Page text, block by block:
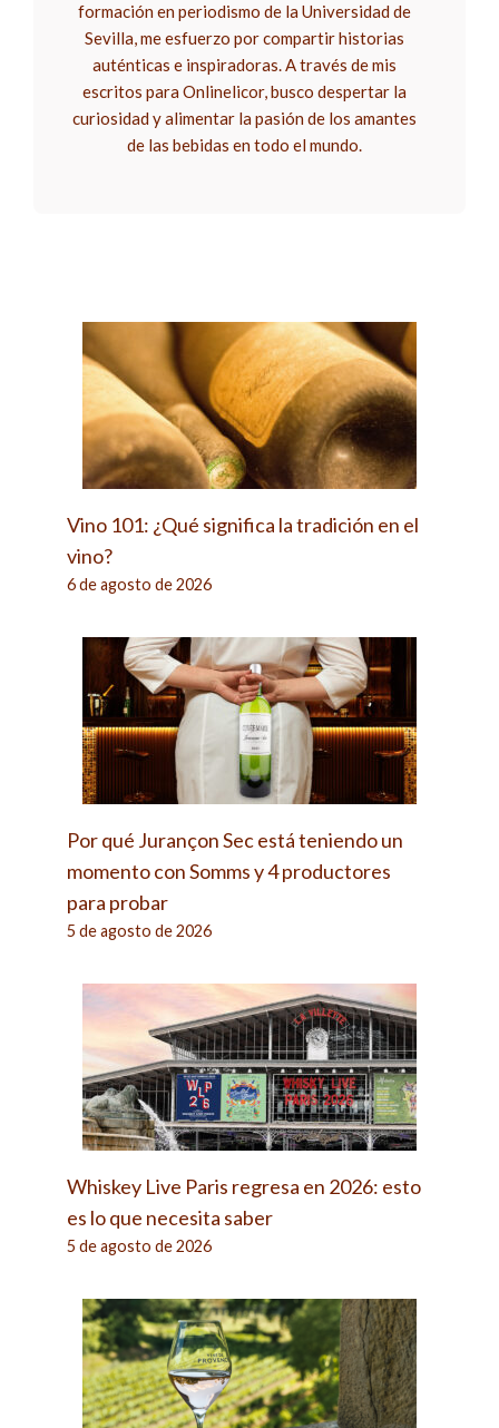
formación en periodismo de la Universidad de
Sevilla, me esfuerzo por compartir historias
auténticas e inspiradoras. A través de mis
escritos para Onlinelicor, busco despertar la
curiosidad y alimentar la pasión de los amantes
de las bebidas en todo el mundo.
Vino 101: ¿Qué significa la tradición en el
vino?
6 de agosto de 2026
Por qué Jurançon Sec está teniendo un
momento con Somms y 4 productores
para probar
5 de agosto de 2026
Whiskey Live Paris regresa en 2026: esto
es lo que necesita saber
5 de agosto de 2026